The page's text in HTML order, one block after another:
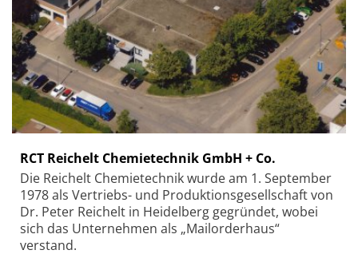
RCT Reichelt Chemietechnik GmbH + Co.
Die Reichelt Chemietechnik wurde am 1. September
1978 als Vertriebs- und Produktionsgesellschaft von
Dr. Peter Reichelt in Heidelberg gegründet, wobei
sich das Unternehmen als „Mailorderhaus“
verstand.